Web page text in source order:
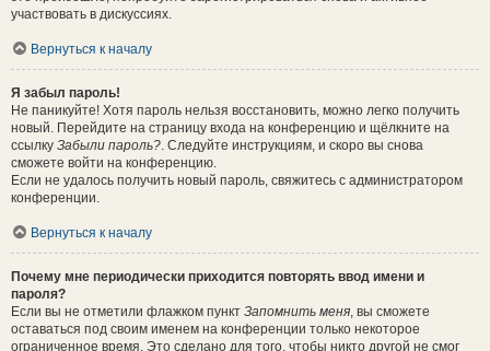
участвовать в дискуссиях.
Вернуться к началу
Я забыл пароль!
Не паникуйте! Хотя пароль нельзя восстановить, можно легко получить
новый. Перейдите на страницу входа на конференцию и щёлкните на
ссылку Забыли пароль?. Следуйте инструкциям, и скоро вы снова
сможете войти на конференцию.
Если не удалось получить новый пароль, свяжитесь с администратором
конференции.
Вернуться к началу
Почему мне периодически приходится повторять ввод имени и
пароля?
Если вы не отметили флажком пункт Запомнить меня, вы сможете
оставаться под своим именем на конференции только некоторое
ограниченное время. Это сделано для того, чтобы никто другой не смог